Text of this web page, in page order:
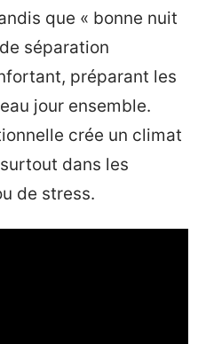
que « bonne nuit
séparation
préparant les
jour ensemble.
crée un climat
dans les
de stress.